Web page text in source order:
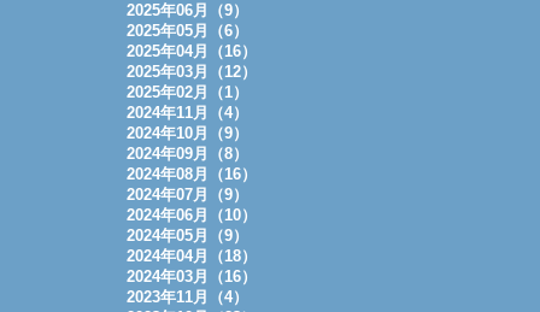
2025年06月（9）
2025年05月（6）
2025年04月（16）
2025年03月（12）
2025年02月（1）
2024年11月（4）
2024年10月（9）
2024年09月（8）
2024年08月（16）
2024年07月（9）
2024年06月（10）
2024年05月（9）
2024年04月（18）
2024年03月（16）
2023年11月（4）